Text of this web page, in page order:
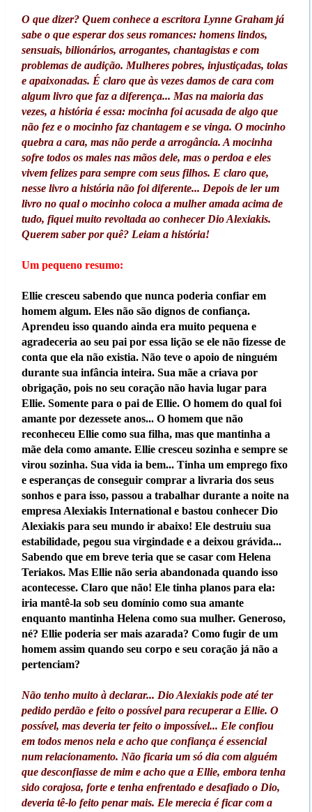
O que dizer? Quem conhece a escritora Lynne Graham já
sabe o que esperar dos seus romances: homens lindos,
sensuais, bilionários, arrogantes, chantagistas e com
problemas de audição. Mulheres pobres, injustiçadas, tolas
e apaixonadas. É claro que às vezes damos de cara com
algum livro que faz a diferença... Mas na maioria das
vezes, a história é essa: mocinha foi acusada de algo que
não fez e o mocinho faz chantagem e se vinga. O mocinho
quebra a cara, mas não perde a arrogância. A mocinha
sofre todos os males nas mãos dele, mas o perdoa e eles
vivem felizes para sempre com seus filhos. E claro que,
nesse livro a história não foi diferente... Depois de ler um
livro no qual o mocinho coloca a mulher amada acima de
tudo, fiquei muito revoltada ao conhecer Dio Alexiakis.
Querem saber por quê? Leiam a história!
Um pequeno resumo:
Ellie cresceu sabendo que nunca poderia confiar em
homem algum. Eles não são dignos de confiança.
Aprendeu isso quando ainda era muito pequena e
agradeceria ao seu pai por essa lição se ele não fizesse de
conta que ela não existia. Não teve o apoio de ninguém
durante sua infância inteira. Sua mãe a criava por
obrigação, pois no seu coração não havia lugar para
Ellie. Somente para o pai de Ellie. O homem do qual foi
amante por dezessete anos... O homem que não
reconheceu Ellie como sua filha, mas que mantinha a
mãe dela como amante. Ellie cresceu sozinha e sempre se
virou sozinha. Sua vida ia bem... Tinha um emprego fixo
e esperanças de conseguir comprar a livraria dos seus
sonhos e para isso, passou a trabalhar durante a noite na
empresa Alexiakis International e bastou conhecer Dio
Alexiakis para seu mundo ir abaixo! Ele destruiu sua
estabilidade, pegou sua virgindade e a deixou grávida...
Sabendo que em breve teria que se casar com Helena
Teriakos. Mas Ellie não seria abandonada quando isso
acontecesse. Claro que não! Ele tinha planos para ela:
iria mantê-la sob seu domínio como sua amante
enquanto mantinha Helena como sua mulher. Generoso,
né? Ellie poderia ser mais azarada? Como fugir de um
homem assim quando seu corpo e seu coração já não a
pertenciam?
Não tenho muito à declarar... Dio Alexiakis pode até ter
pedido perdão e feito o possível para recuperar a Ellie. O
possível, mas deveria ter feito o impossível... Ele confiou
em todos menos nela e acho que confiança é essencial
num relacionamento. Não ficaria um só dia com alguém
que desconfiasse de mim e acho que a Ellie, embora tenha
sido corajosa, forte e tenha enfrentado e desafiado o Dio,
deveria tê-lo feito penar mais. Ele merecia é ficar com a